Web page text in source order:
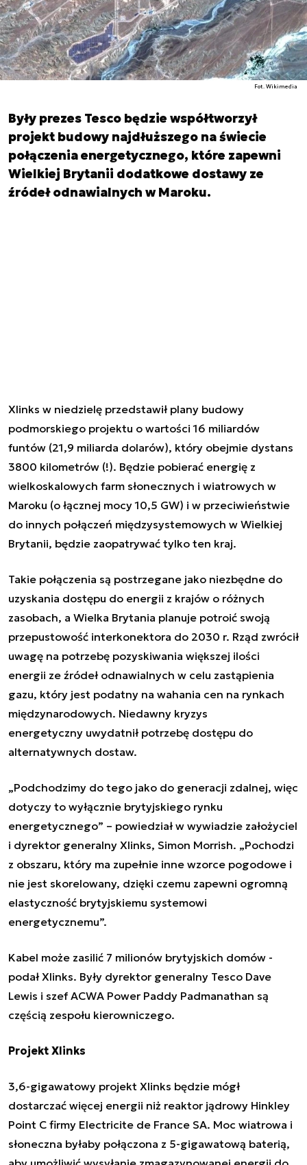
Fot. Wikimedia
Były prezes Tesco będzie współtworzył
projekt budowy najdłuższego na świecie
połączenia energetycznego, które zapewni
Wielkiej Brytanii dodatkowe dostawy ze
źródeł odnawialnych w Maroku.
Xlinks w niedzielę przedstawił plany budowy
podmorskiego projektu o wartości 16 miliardów
funtów (21,9 miliarda dolarów), który obejmie dystans
3800 kilometrów (!). Będzie pobierać energię z
wielkoskalowych farm słonecznych i wiatrowych w
Maroku (o łącznej mocy 10,5 GW) i w przeciwieństwie
do innych połączeń międzysystemowych w Wielkiej
Brytanii, będzie zaopatrywać tylko ten kraj.
Takie połączenia są postrzegane jako niezbędne do
uzyskania dostępu do energii z krajów o różnych
zasobach, a Wielka Brytania planuje potroić swoją
przepustowość interkonektora do 2030 r. Rząd zwrócił
uwagę na potrzebę pozyskiwania większej ilości
energii ze źródeł odnawialnych w celu zastąpienia
gazu, który jest podatny na wahania cen na rynkach
międzynarodowych. Niedawny kryzys
energetyczny uwydatnił potrzebę dostępu do
alternatywnych dostaw.
„Podchodzimy do tego jako do generacji zdalnej, więc
dotyczy to wyłącznie brytyjskiego rynku
energetycznego” – powiedział w wywiadzie założyciel
i dyrektor generalny Xlinks, Simon Morrish. „Pochodzi
z obszaru, który ma zupełnie inne wzorce pogodowe i
nie jest skorelowany, dzięki czemu zapewni ogromną
elastyczność brytyjskiemu systemowi
energetycznemu”.
Kabel może zasilić 7 milionów brytyjskich domów -
podał Xlinks. Były dyrektor generalny Tesco Dave
Lewis i szef ACWA Power Paddy Padmanathan są
częścią zespołu kierowniczego.
Projekt Xlinks
3,6-gigawatowy projekt Xlinks będzie mógł
dostarczać więcej energii niż reaktor jądrowy Hinkley
Point C firmy Electricite de France SA. Moc wiatrowa i
słoneczna byłaby połączona z 5-gigawatową baterią,